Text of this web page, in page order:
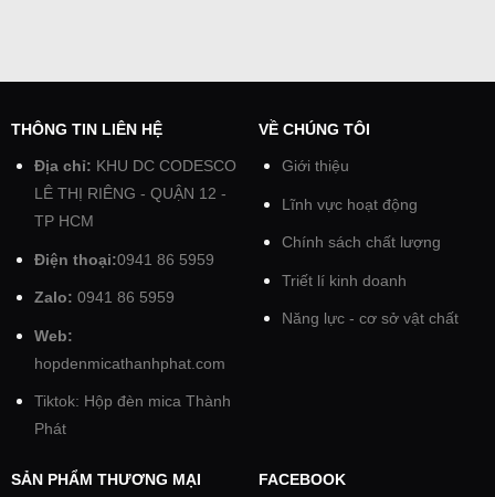
THÔNG TIN LIÊN HỆ
Địa chỉ: KHU DC CODESCO
LÊ THỊ RIÊNG - QUẬN 12 -
TP HCM
Điện thoại:0941 86 5959
Zalo: 0941 86 5959
Web:
hopdenmicathanhphat.com
Tiktok: Hộp đèn mica Thành
Phát
VỀ CHÚNG TÔI
Giới thiệu
Lĩnh vực hoạt động
Chính sách chất lượng
Triết lí kinh doanh
Năng lực - cơ sở vật chất
SẢN PHẨM THƯƠNG MẠI FACEBOOK